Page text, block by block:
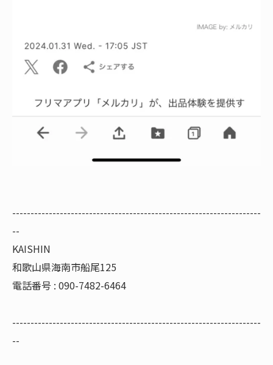
--------------------------------------------------------------------
--
KAISHIN
和歌山県海南市船尾125
電話番号 : 090-7482-6464
--------------------------------------------------------------------
--